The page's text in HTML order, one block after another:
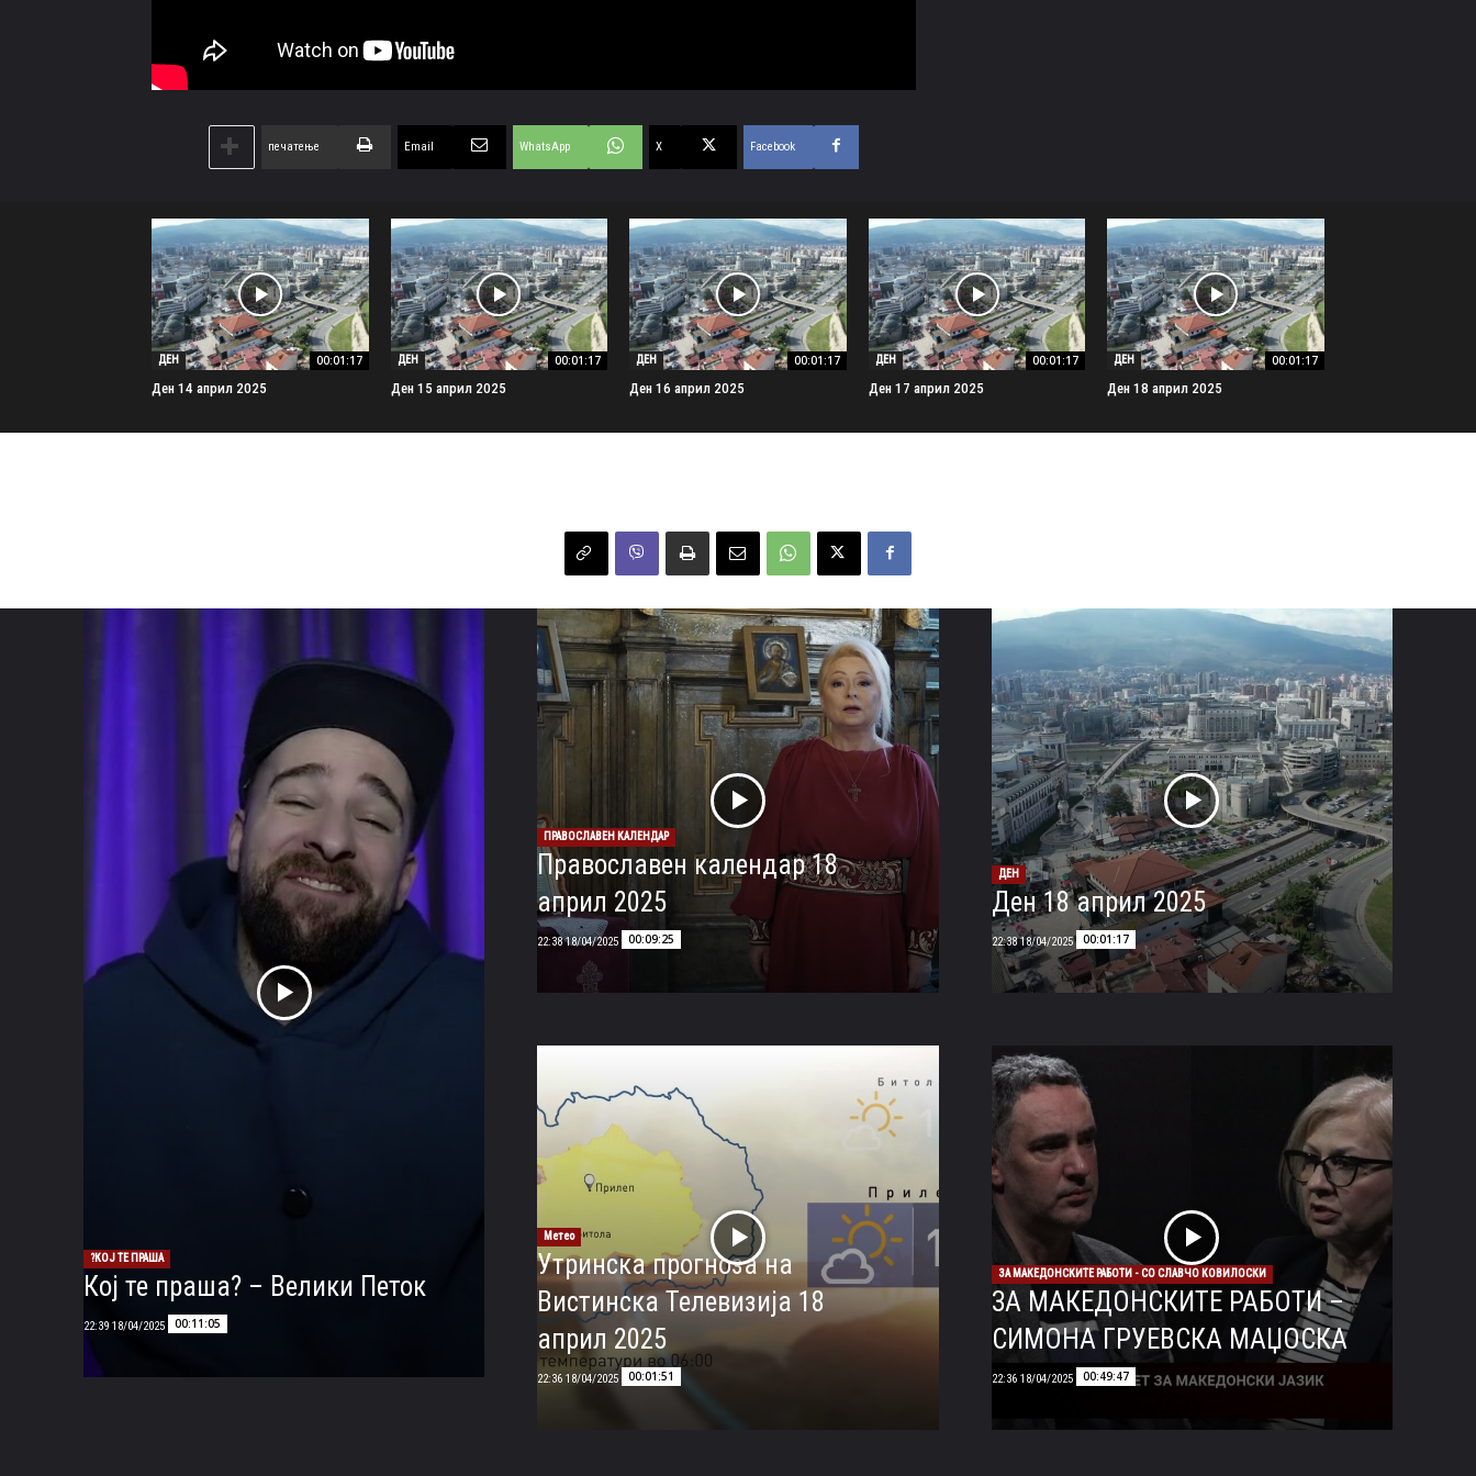
Facebook
X
WhatsApp
Email
печатење
ДЕН 00:01:17
Ден 18 април 2025
ДЕН 00:01:17
Ден 17 април 2025
ДЕН 00:01:17
Ден 16 април 2025
ДЕН 00:01:17
Ден 15 април 2025
ДЕН 00:01:17
Ден 14 април 2025
КОЈ ТЕ ПРАША?
Кој те праша? – Велики Петок
00:11:05
18/04/2025 22:39
ПРАВОСЛАВЕН КАЛЕНДАР
Православен календар 18
април 2025
00:09:25
18/04/2025 22:38
Метео
Утринска прогноза на
Вистинска Телевизија 18
април 2025
00:01:51
18/04/2025 22:36
ДЕН
Ден 18 април 2025
00:01:17
18/04/2025 22:38
ЗА МАКЕДОНСКИТЕ РАБОТИ - СО СЛАВЧО КОВИЛОСКИ
ЗА МАКЕДОНСКИТЕ РАБОТИ –
СИМОНА ГРУЕВСКА МАЏОСКА
00:49:47
18/04/2025 22:36